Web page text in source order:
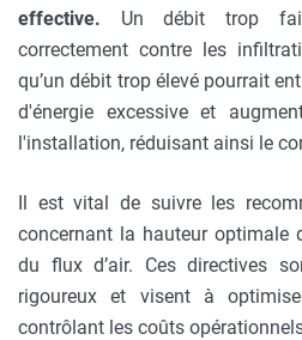
effective. Un débit trop
correctement contre les
qu’un débit trop élevé pourrait
d'énergie excessive et
l'installation, réduisant ainsi le
Il est vital de suivre les
concernant la hauteur optimale
du flux d’air. Ces directives
rigoureux et visent à
contrôlant les coûts